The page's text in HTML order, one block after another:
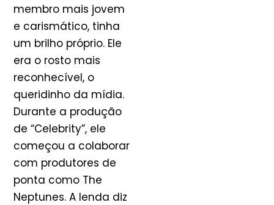
membro mais jovem
e carismático, tinha
um brilho próprio. Ele
era o rosto mais
reconhecível, o
queridinho da mídia.
Durante a produção
de “Celebrity”, ele
começou a colaborar
com produtores de
ponta como The
Neptunes. A lenda diz